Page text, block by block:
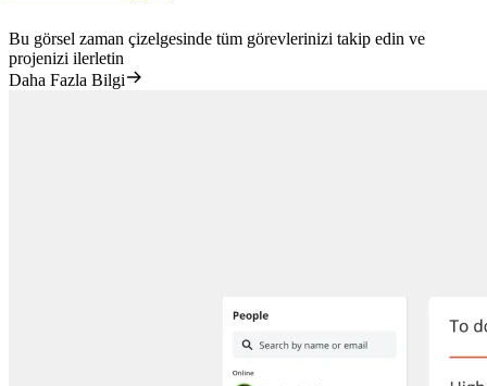
Bu görsel zaman çizelgesinde tüm görevlerinizi takip edin ve
projenizi ilerletin
Daha Fazla Bilgi